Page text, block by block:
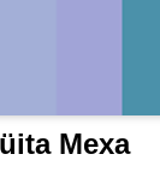
Mexa